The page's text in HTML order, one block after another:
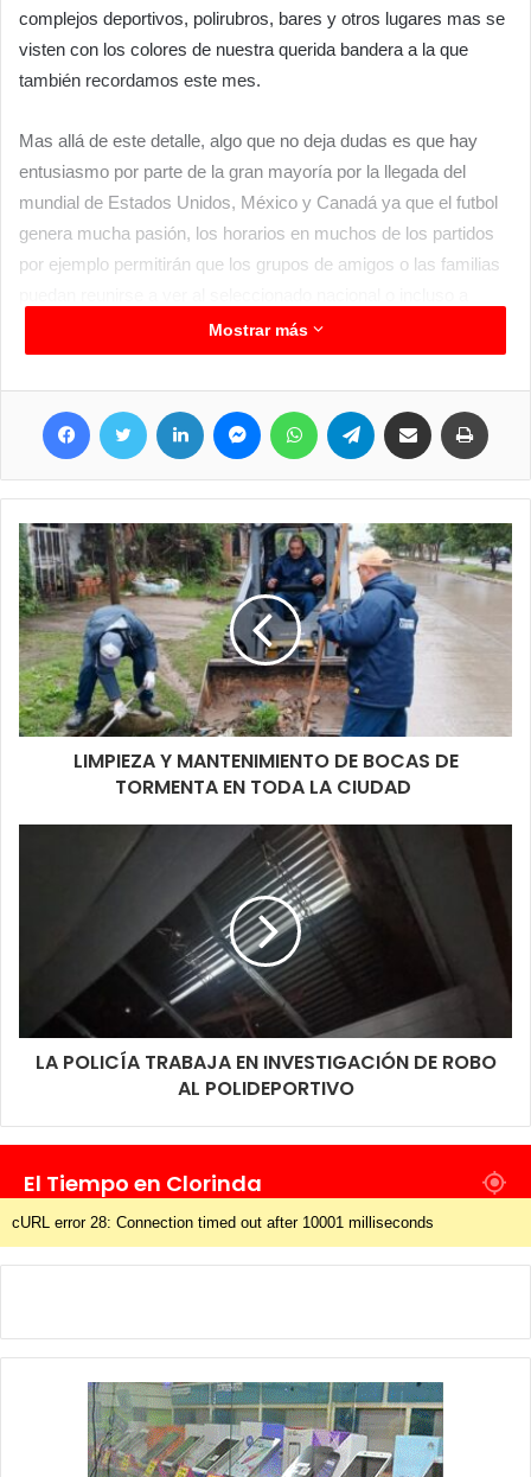
complejos deportivos, polirubros, bares y otros lugares mas se
visten con los colores de nuestra querida bandera a la que
también recordamos este mes.
Mas allá de este detalle, algo que no deja dudas es que hay
entusiasmo por parte de la gran mayoría por la llegada del
mundial de Estados Unidos, México y Canadá ya que el futbol
genera mucha pasión, los horarios en muchos de los partidos
por ejemplo permitirán que los grupos de amigos o las familias
nuestros vecinos de Paraguay que vuelven a esta cita futbolera
tras 16 años. Desde Clorinda también esta en entusiasmo por
darle el apoyo al seleccionado de Messi, De Paul, el Dibu,
Enzo, Julián y el resto de los grandes jugadores que nos invitan
a volver a soñar con ganar la copa.
Mostrar más
LIMPIEZA Y MANTENIMIENTO DE BOCAS DE
TORMENTA EN TODA LA CIUDAD
LA POLICÍA TRABAJA EN INVESTIGACIÓN DE ROBO
AL POLIDEPORTIVO
El Tiempo en Clorinda
cURL error 28: Connection timed out after 10001 milliseconds